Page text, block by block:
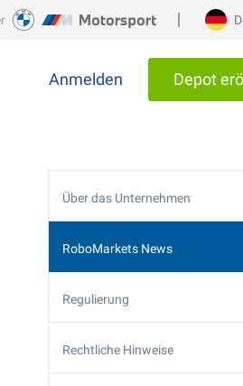
Anmelden Depot
Über das Unternehmen
RoboMarkets News
Regulierung
Rechtliche Hinweise